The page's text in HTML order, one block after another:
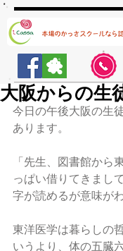
大阪からの生
今日の午後大阪の生
あります。
「先生、図書館から
っぱい借りてきまし
字が読めるが意味が
東洋医学は暮らしの
いうより、体の五臓